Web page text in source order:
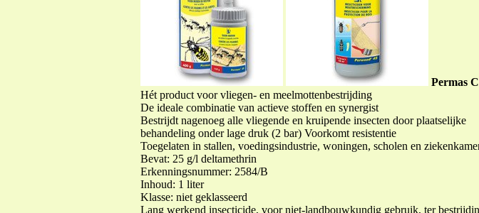
Permas
Hét product voor vliegen- en meelmottenbestrijding
De ideale combinatie van actieve stoffen en synergist
Bestrijdt nagenoeg alle vliegende en kruipende insecten door plaatselijke
behandeling onder lage druk (2 bar) Voorkomt resistentie
Toegelaten in stallen, voedingsindustrie, woningen, scholen en
Bevat: 25 g/l deltamethrin
Erkenningsnummer: 2584/B
Inhoud: 1 liter
Klasse: niet geklasseerd
Lang werkend insecticide, voor niet-landbouwkundig gebruik, ter